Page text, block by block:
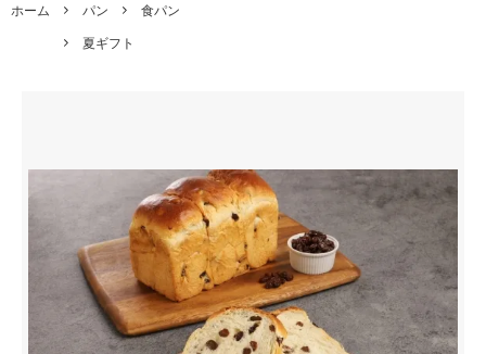
ホーム パン
食パン
夏ギフト